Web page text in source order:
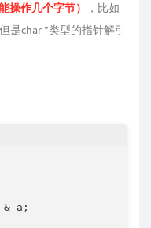
操作几个字节）
，比如
是char *类型的指针解引